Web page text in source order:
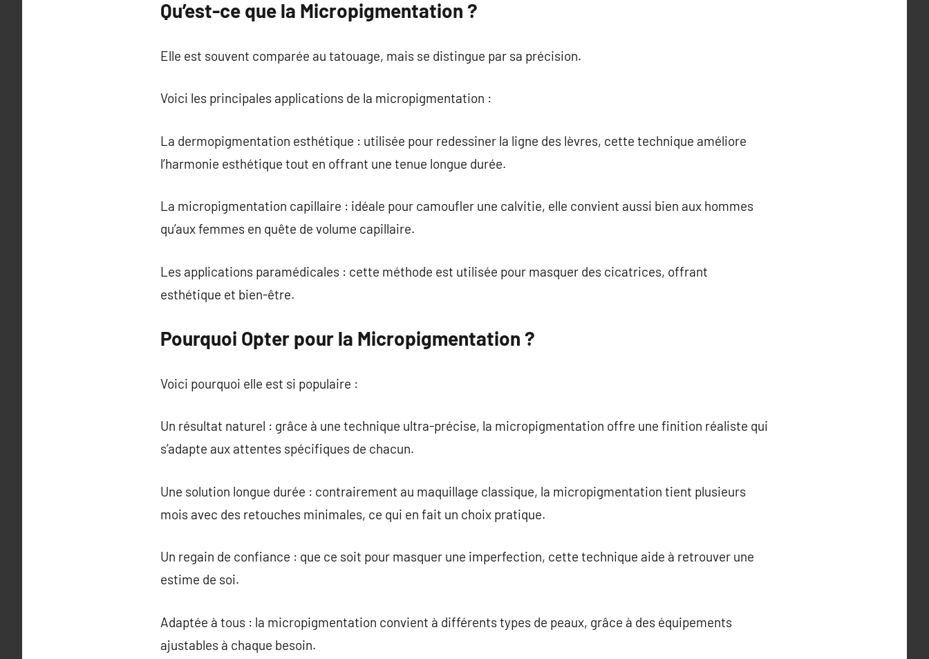
Qu’est-ce que la Micropigmentation ?
Elle est souvent comparée au tatouage, mais se distingue par sa précision.
Voici les principales applications de la micropigmentation :
La dermopigmentation esthétique : utilisée pour redessiner la ligne des lèvres, cette technique améliore
l’harmonie esthétique tout en offrant une tenue longue durée.
La micropigmentation capillaire : idéale pour camoufler une calvitie, elle convient aussi bien aux hommes
qu’aux femmes en quête de volume capillaire.
Les applications paramédicales : cette méthode est utilisée pour masquer des cicatrices, offrant
esthétique et bien-être.
Pourquoi Opter pour la Micropigmentation ?
Voici pourquoi elle est si populaire :
Un résultat naturel : grâce à une technique ultra-précise, la micropigmentation offre une finition réaliste qui
s’adapte aux attentes spécifiques de chacun.
Une solution longue durée : contrairement au maquillage classique, la micropigmentation tient plusieurs
mois avec des retouches minimales, ce qui en fait un choix pratique.
Un regain de confiance : que ce soit pour masquer une imperfection, cette technique aide à retrouver une
estime de soi.
Adaptée à tous : la micropigmentation convient à différents types de peaux, grâce à des équipements
ajustables à chaque besoin.